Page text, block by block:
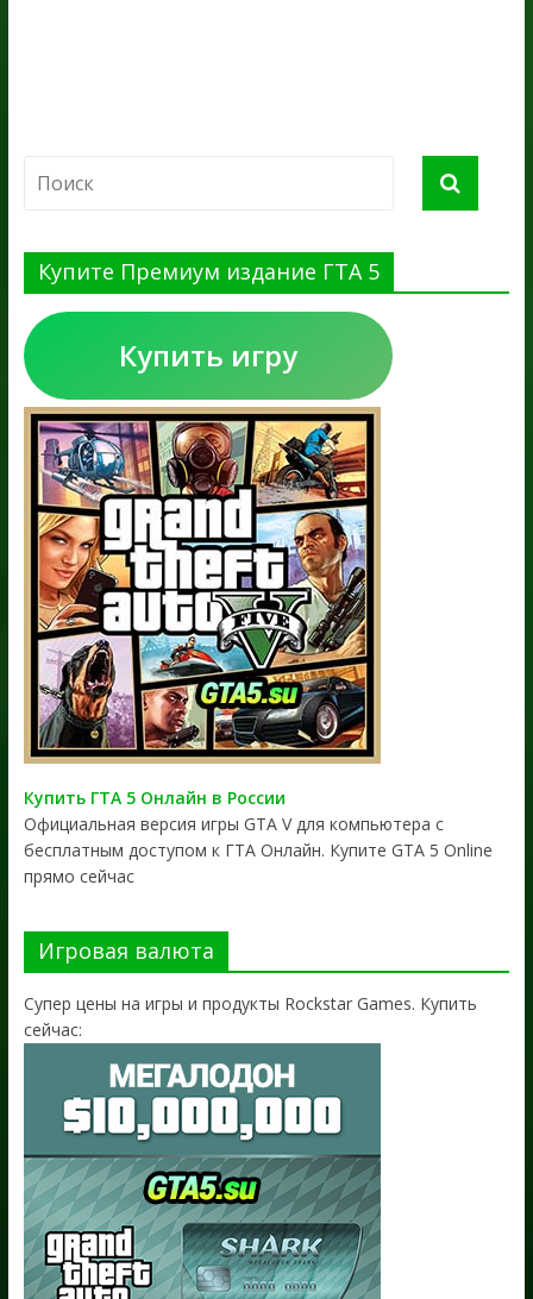
Купите Премиум издание ГТА 5
Купить игру
Купить ГТА 5 Онлайн в России
Официальная версия игры GTA V для компьютера с
бесплатным доступом к ГТА Онлайн. Купите GTA 5 Online
прямо сейчас
Игровая валюта
Супер цены на игры и продукты Rockstar Games. Купить
сейчас: